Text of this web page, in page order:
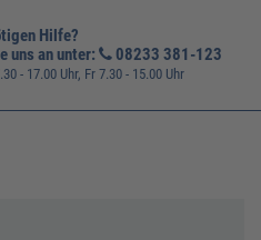
Hilfe?
uns an unter:
08233 381-123
- 17.00 Uhr, Fr 7.30 - 15.00 Uhr